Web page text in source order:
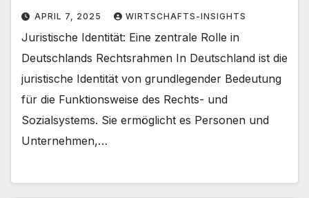
APRIL 7, 2025 WIRTSCHAFTS-INSIGHTS
Juristische Identität: Eine zentrale Rolle in
Deutschlands Rechtsrahmen In Deutschland ist die
juristische Identität von grundlegender Bedeutung
für die Funktionsweise des Rechts- und
Sozialsystems. Sie ermöglicht es Personen und
Unternehmen,…